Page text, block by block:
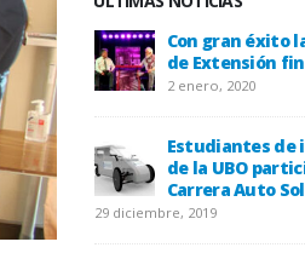
UBO
que
del siglo
Til Til
Con gran éxito
de Extensión
2 enero, 2020
Estudiantes de
de la UBO
Carrera Auto
29 diciembre, 2019